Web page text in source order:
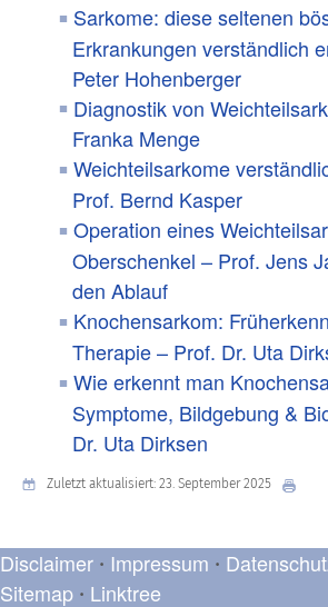
Sarkome: diese seltenen
Erkrankungen verständlich
Peter Hohenberger
Diagnostik von
Franka Menge
Weichteilsarkome
Prof. Bernd Kasper
Operation eines
Oberschenkel – Prof. Jens
den Ablauf
Knochensarkom:
Therapie – Prof. Dr. Uta
Wie erkennt man
Symptome, Bildgebung &
Dr. Uta Dirksen
Zuletzt aktualisiert: 23. September 2025
Disclaimer • Impressum •
Sitemap • Linktree